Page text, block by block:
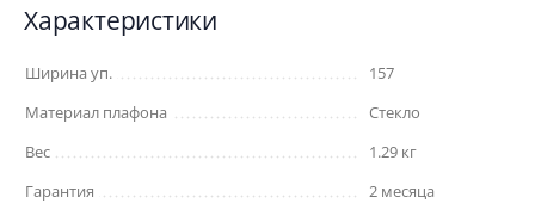
Характеристики
Ширина уп.
157
Материал плафона
Стекло
Вес
1.29 кг
Гарантия
2 месяца